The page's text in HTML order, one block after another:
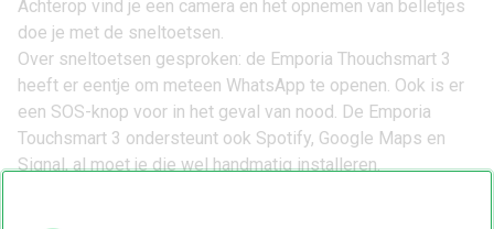
Achterop vind je een camera en het opnemen van belletjes
doe je met de sneltoetsen.
Over sneltoetsen gesproken: de Emporia Thouchsmart 3
heeft er eentje om meteen WhatsApp te openen. Ook is er
een SOS-knop voor in het geval van nood. De Emporia
Touchsmart 3 ondersteunt ook Spotify, Google Maps en
Signal, al moet je die wel handmatig installeren.